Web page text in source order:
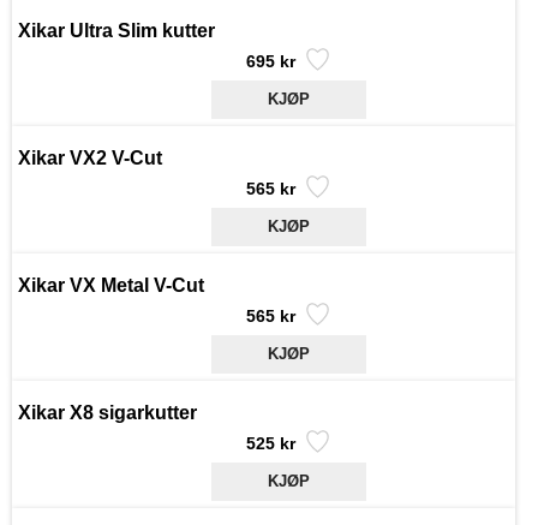
Xikar Ultra Slim kutter
695 kr
Xikar VX2 V-Cut
565 kr
Xikar VX Metal V-Cut
565 kr
Xikar X8 sigarkutter
525 kr